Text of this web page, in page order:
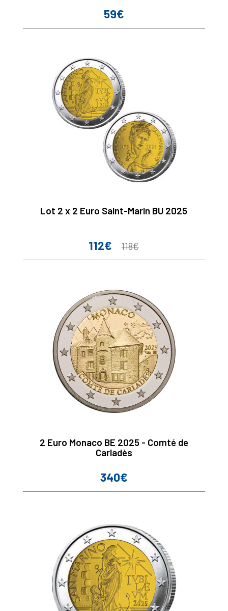
Prix
59€
Lot 2 x 2 Euro Saint-Marin BU 2025
Prix
112€
Prix
118€
2 Euro Monaco BE 2025 - Comté de
Carladès
Prix
340€